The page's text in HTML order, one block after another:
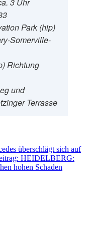
Park (hip)
Somerville-
Richtung
und
Terrasse
überschlägt sich auf
HEIDELBERG:
hohen Schaden